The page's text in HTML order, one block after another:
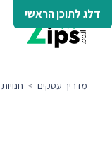
דלג לתוכן הראשי
מדריך עסקים >